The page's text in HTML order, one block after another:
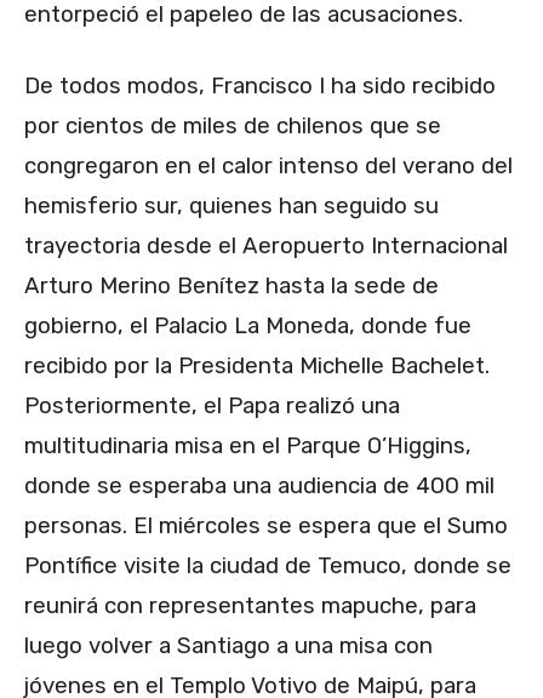
entorpeció el papeleo de las acusaciones.
De todos modos, Francisco I ha sido recibido
por cientos de miles de chilenos que se
congregaron en el calor intenso del verano del
hemisferio sur, quienes han seguido su
trayectoria desde el Aeropuerto Internacional
Arturo Merino Benítez hasta la sede de
gobierno, el Palacio La Moneda, donde fue
recibido por la Presidenta Michelle Bachelet.
Posteriormente, el Papa realizó una
multitudinaria misa en el Parque O’Higgins,
donde se esperaba una audiencia de 400 mil
personas. El miércoles se espera que el Sumo
Pontífice visite la ciudad de Temuco, donde se
reunirá con representantes mapuche, para
luego volver a Santiago a una misa con
jóvenes en el Templo Votivo de Maipú, para